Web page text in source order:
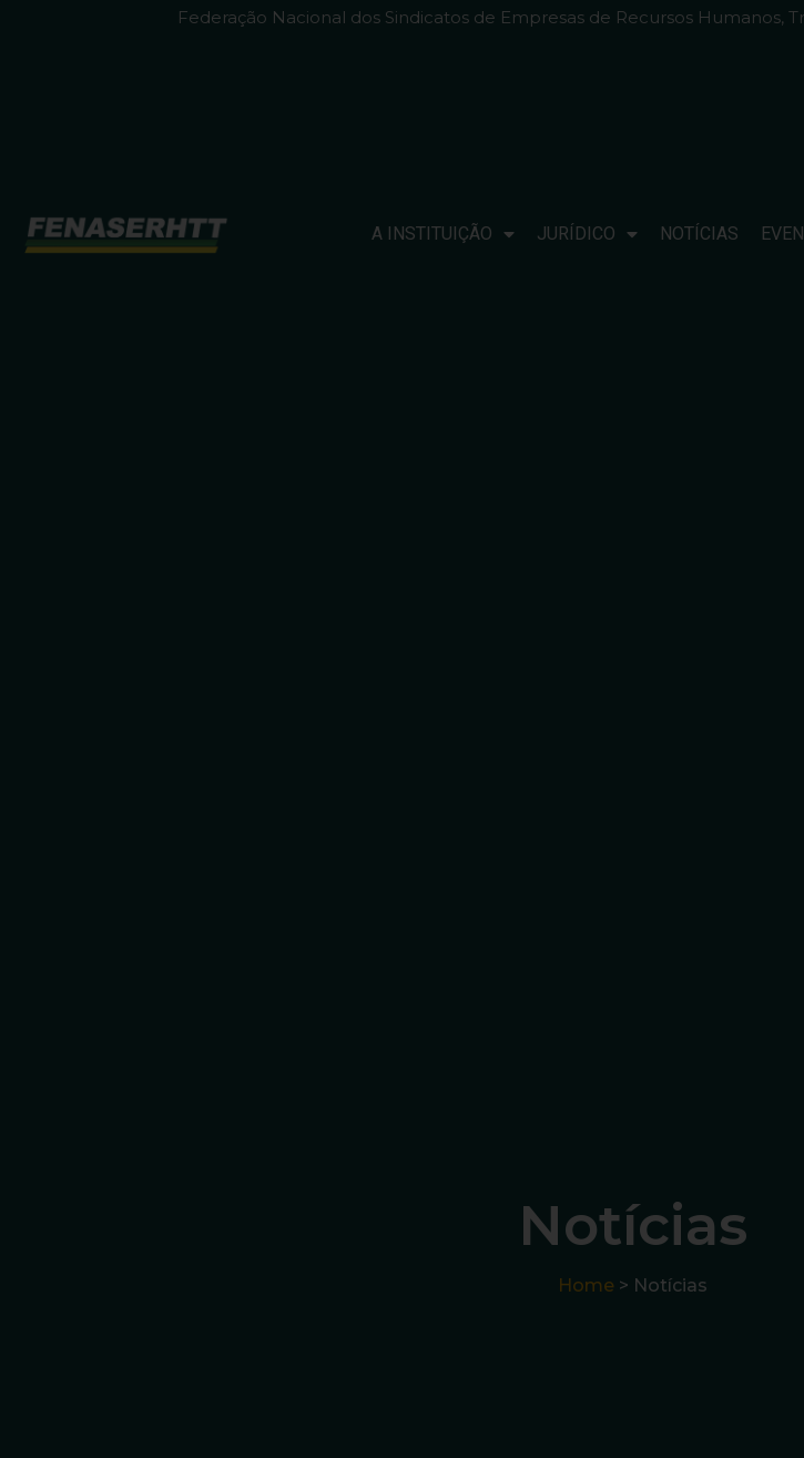
Federação Nacional dos Sindicatos de Empresas de Recursos Humanos,
A INSTITUIÇÃO JURÍDICO NOTÍCIAS
Notícias
Home > Notícias